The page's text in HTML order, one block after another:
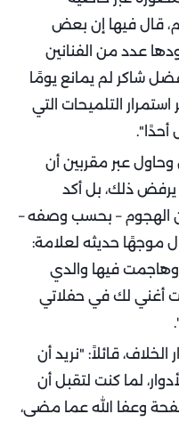
قال فيها إن بعض
عدد من الفنانين
شاكر لم يمانع يومًا
التلميحات التي
عبر مقربين أن
يرفض ذلك، بل أكد
الهجوم – بحسب وصفه –
من 13 عامًا. وقال موجهًا حديثه لعلامة:
وهاجمت فيها والدي
أغني لك في حفلاتي
قائلاً: "نريد أن
لما كنت لتقبل أن
وعفا الله عما مضى،